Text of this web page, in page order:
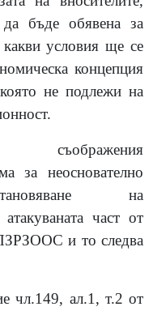
бъде обявена за
условия ще се
концепция
не подлежи на
за неоснователно
на
част от
и то следва
чл.149, ал.1, т.2 от